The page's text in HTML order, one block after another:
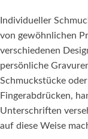
Individueller
von gewöhnlichen
verschiedenen
persönliche
Schmuckstücke
Fingerabdrücken,
Unterschriften
auf diese Weise